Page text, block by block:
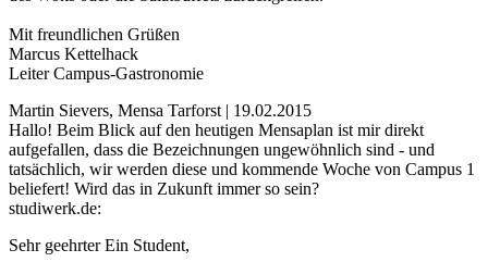
Mit freundlichen Grüßen
Marcus Kettelhack
Leiter Campus-Gastronomie
Martin Sievers, Mensa Tarforst | 19.02.2015
Hallo! Beim Blick auf den heutigen Mensaplan ist mir direkt
aufgefallen, dass die Bezeichnungen ungewöhnlich sind - und
tatsächlich, wir werden diese und kommende Woche von Campus 1
beliefert! Wird das in Zukunft immer so sein?
studiwerk.de:
Sehr geehrter Ein Student,